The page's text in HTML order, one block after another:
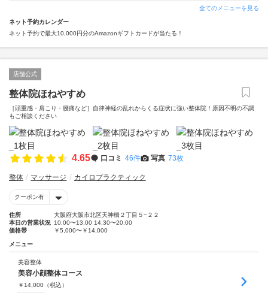
全てのメニューを見る
ネット予約カレンダー
ネット予約で最大10,000円分のAmazonギフトカードが当たる！
店舗公式
整体院ほねやすめ
［頭重感・肩こり・腰痛など］自律神経の乱れからくる症状に強い整体院！原因不明の不調
もご相談ください
4.65 口コミ 46件 写真 73枚
整体 マッサージ カイロプラクティック
クーポン有
住所
大阪府大阪市北区天神橋２丁目５−２２
本日の営業状況 10:00〜13:00 14:30〜20:00
価格帯
￥5,000〜￥14,000
メニュー
美容整体
美容小顔整体コース
￥ 14,000 （税込）